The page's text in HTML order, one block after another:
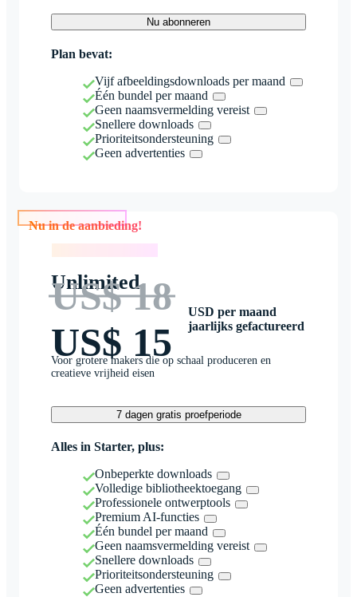
Nu abonneren
Plan bevat:
Vijf afbeeldingsdownloads per maand
Één bundel per maand
Geen naamsvermelding vereist
Snellere downloads
Prioriteitsondersteuning
Geen advertenties
Nu in de aanbieding!
Unlimited
US$ 18
US$ 15
USD per maand
jaarlijks gefactureerd
Voor grotere makers die op schaal produceren en
creatieve vrijheid eisen
7 dagen gratis proefperiode
Alles in Starter, plus:
Onbeperkte downloads
Volledige bibliotheektoegang
Professionele ontwerptools
Premium AI-functies
Één bundel per maand
Geen naamsvermelding vereist
Snellere downloads
Prioriteitsondersteuning
Geen advertenties